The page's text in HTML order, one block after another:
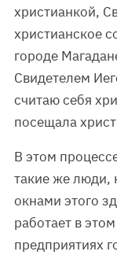
христианкой,
христианское
городе
Свидетелем
считаю себя
посещала
В этом
такие же люди,
окнами этого
работает в
предприятиях